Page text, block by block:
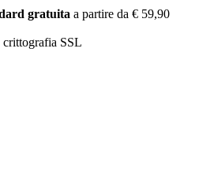
gratuita a partire da € 59,90
crittografia SSL